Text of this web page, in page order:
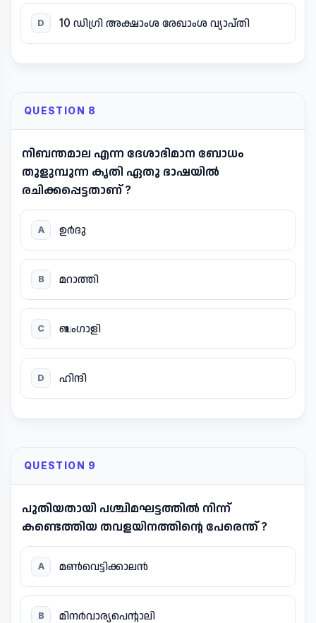
D 10 ഡിഗ്രി അക്ഷാംശ രേഖാംശ വ്യാപ്തി
QUESTION 8
നിബന്തമാല എന്ന ദേശാഭിമാന ബോധം
തുളുമ്പുന്ന കൃതി ഏതു ഭാഷയിൽ
രചിക്കപ്പെട്ടതാണ് ?
A ഉർദു
B മറാത്തി
C ബംഗാളി
D ഹിന്ദി
QUESTION 9
പുതിയതായി പശ്ചിമഘട്ടത്തിൽ നിന്ന്
കണ്ടെത്തിയ തവളയിനത്തിന്റെ പേരെന്ത് ?
A മൺവെട്ടിക്കാലൻ
B മിനർവാര്യപെന്റാലി